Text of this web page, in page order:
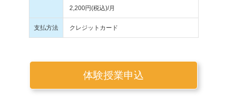
2,200円(税込)/月
支払方法 クレジットカード
体験授業申込